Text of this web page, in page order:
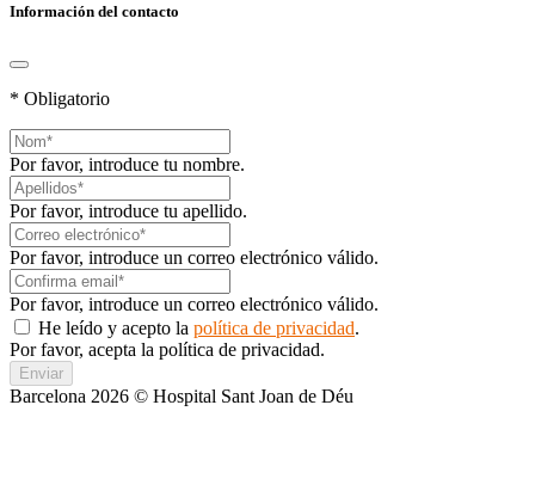
Información del contacto
* Obligatorio
Por favor, introduce tu nombre.
Por favor, introduce tu apellido.
Por favor, introduce un correo electrónico válido.
Por favor, introduce un correo electrónico válido.
He leído y acepto la política de privacidad.
Por favor, acepta la política de privacidad.
Enviar
Barcelona 2026 © Hospital Sant Joan de Déu